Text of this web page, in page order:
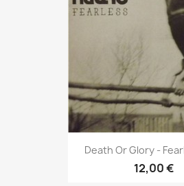
Death Or Glory -
12,00 €